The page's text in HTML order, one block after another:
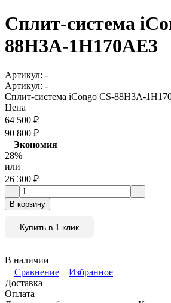
Сплит-система
88H3A-1H170AE3
Артикул: -
Артикул: -
Сплит-система iCongo CS-88H3A-
Цена
64 500 ₽
90 800 ₽
Экономия
28%
или
26 300 ₽
В корзину
Купить в 1 клик
В наличии
Сравнение
Избранное
Доставка
Оплата